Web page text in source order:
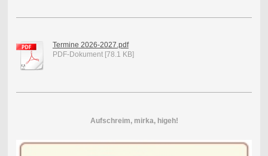
Termine 2026-2027.pdf
PDF-Dokument [78.1 KB]
Aufschreim, mirka, higeh!